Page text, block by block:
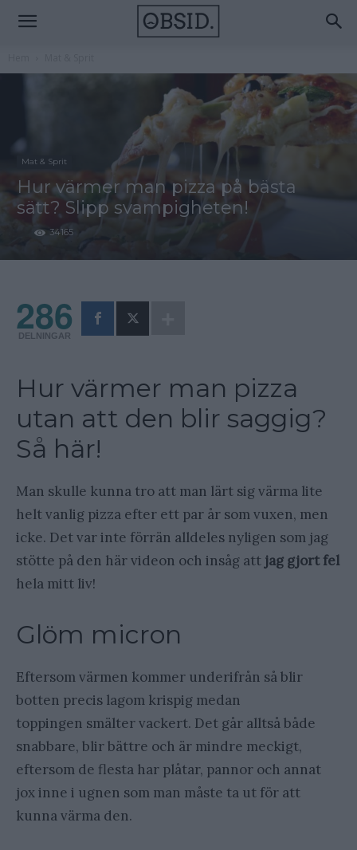
Mat & Sprit
Hur värmer man pizza på bästa
sätt? Slipp svampigheten!
34165
286
DELNINGAR
Hur värmer man pizza
utan att den blir saggig?
Så här!
Man skulle kunna tro att man lärt sig värma lite
helt vanlig pizza efter ett par år som vuxen, men
icke. Det var inte förrän alldeles nyligen som jag
stötte på den här videon och insåg att jag gjort fel
hela mitt liv!
Glöm micron
Eftersom värmen kommer underifrån så blir
botten precis lagom krispig medan
toppingen smälter vackert. Det går alltså både
snabbare, blir bättre och är mindre meckigt,
eftersom de flesta har plåtar, pannor och annat
jox inne i ugnen som man måste ta ut för att
kunna värma den.